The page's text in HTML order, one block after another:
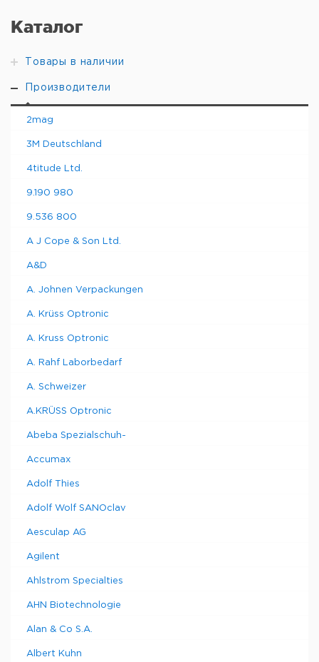
Каталог
Товары в наличии
Производители
2mag
3M Deutschland
4titude Ltd.
9.190 980
9.536 800
A J Cope & Son Ltd.
A&D
A. Johnen Verpackungen
A. Krüss Optronic
A. Kruss Optronic
A. Rahf Laborbedarf
A. Schweizer
A.KRÜSS Optronic
Abeba Spezialschuh-
Accumax
Adolf Thies
Adolf Wolf SANOclav
Aesculap AG
Agilent
Ahlstrom Specialties
AHN Biotechnologie
Alan & Co S.A.
Albert Kuhn